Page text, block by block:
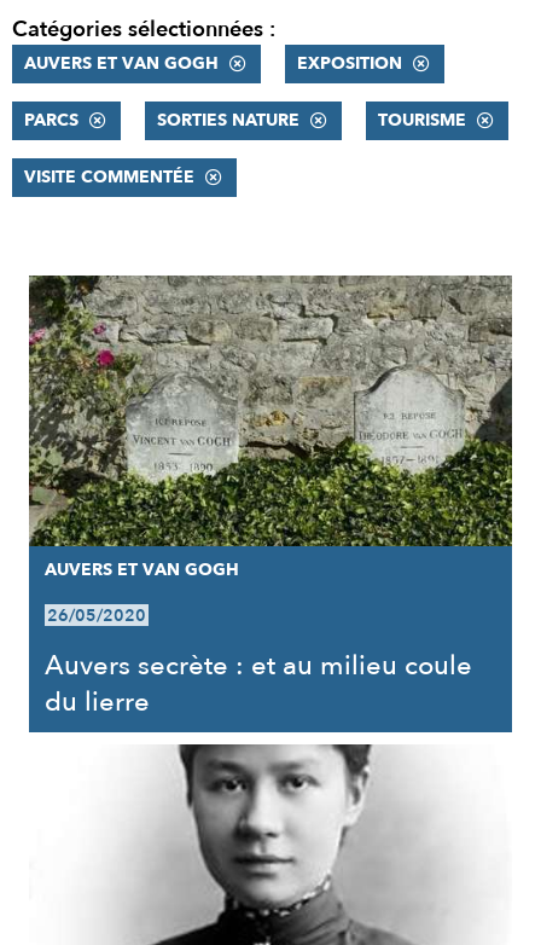
Catégories sélectionnées :
AUVERS ET VAN GOGH EXPOSITION
PARCS SORTIES NATURE TOURISME
VISITE COMMENTÉE
RÉSULTATS
AUVERS ET VAN GOGH
26/05/2020
Auvers secrète : et au milieu coule
du lierre